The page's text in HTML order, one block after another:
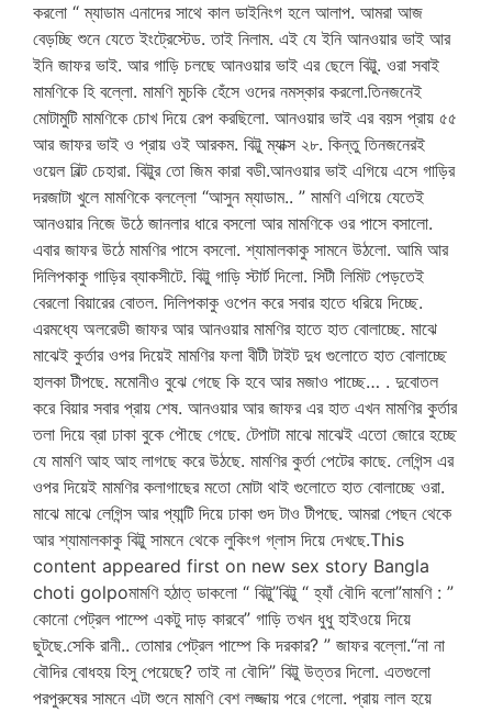
করলো “ ম্যাডাম এনাদের সাথে কাল ডাইনিংগ হলে আলাপ. আমরা আজ
বেড়চ্ছি শুনে যেতে ইংট্রেস্টেড. তাই নিলাম. এই যে ইনি আনওয়ার ভাই আর
ইনি জাফর ভাই. আর গাড়ি চলছে আনওয়ার ভাই এর ছেলে বিট্টু. ওরা সবাই
মামণিকে হি বল্লো. মামণি মুচকি হেঁসে ওদের নমস্কার করলো.তিনজনেই
মোটামুটি মামণিকে চোখ দিয়ে রেপ করছিলো. আনওয়ার ভাই এর বয়স প্রায় ৫৫
আর জাফর ভাই ও প্রায় ওই আরকম. বিট্টু ম্যাক্স ২৮. কিন্তু তিনজনেরই
ওয়েল বিল্ট চেহারা. বিট্টুর তো জিম কারা বডী.আনওয়ার ভাই এগিয়ে এসে গাড়ির
দরজাটা খুলে মামণিকে বলল্লো “আসুন ম্যাডাম.. ” মামণি এগিয়ে যেতেই
আনওয়ার নিজে উঠে জানলার ধারে বসলো আর মামণিকে ওর পাসে বসালো.
এবার জাফর উঠে মামণির পাসে বসলো. শ্যামালকাকু সামনে উঠলো. আমি আর
দিলিপকাকু গাড়ির ব্যাকসীটে. বিট্টু গাড়ি স্টার্ট দিলো. সিটী লিমিট পেড়তেই
বেরলো বিয়ারের বোতল. দিলিপকাকু ওপেন করে সবার হাতে ধরিয়ে দিচ্ছে.
এরমধ্যে অলরেডী জাফর আর আনওয়ার মামণির হাতে হাত বোলাচ্ছে. মাঝে
মাঝেই কুর্তার ওপর দিয়েই মামণির ফলা বীটী টাইট দুধ গুলোতে হাত বোলাচ্ছে
হালকা টীপছে. মমোনীও বুঝে গেছে কি হবে আর মজাও পাচ্ছে… . দুবোতল
করে বিয়ার সবার প্রায় শেষ. আনওয়ার আর জাফর এর হাত এখন মামণির কুর্তার
তলা দিয়ে ব্রা ঢাকা বুকে পৌছে গেছে. টেপাটা মাঝে মাঝেই এতো জোরে হচ্ছে
যে মামণি আহ আহ লাগছে করে উঠছে. মামণির কুর্তা পেটের কাছে. লেগিন্স এর
ওপর দিয়েই মামণির কলাগাছের মতো মোটা থাই গুলোতে হাত বোলাচ্ছে ওরা.
মাঝে মাঝে লেগিন্স আর প্যান্টি দিয়ে ঢাকা গুদ টাও টীপছে. আমরা পেছন থেকে
আর শ্যামালকাকু বিট্টু সামনে থেকে লুকিংগ গ্লাস দিয়ে দেখছে.This
content appeared first on new sex story Bangla
choti golpoমামণি হঠাত্ ডাকলো “ বিট্টু”বিট্টু “ হ্যাঁ বৌদি বলো”মামণি : ”
কোনো পেট্রল পাম্পে একটু দাড় কারবে” গাড়ি তখন ধুধু হাইওয়ে দিয়ে
ছুটছে.সেকি রানী.. তোমার পেট্রল পাম্পে কি দরকার? ” জাফর বল্লো.“না না
বৌদির বোধহয় হিসু পেয়েছে? তাই না বৌদি” বিট্টু উত্তর দিলো. এতগুলো
পরপুরুষের সামনে এটা শুনে মামণি বেশ লজ্জায় পরে গেলো. প্রায় লাল হয়ে